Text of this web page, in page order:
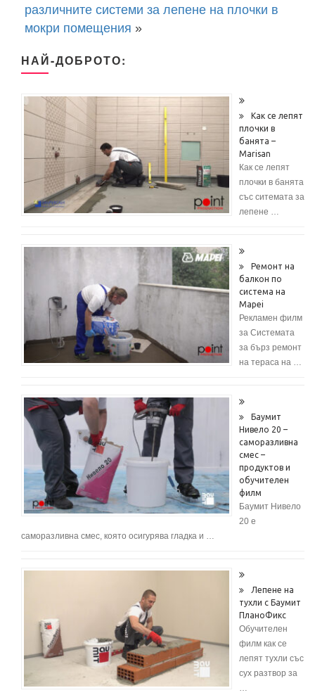
различните системи за лепене на плочки в
мокри помещения »
НАЙ-ДОБРОТО:
Как се лепят
плочки в
банята –
Marisan
Как се лепят
плочки в банята
със ситемата за
лепене …
Ремонт на
балкон по
система на
Mapei
Рекламен филм
за Системата
за бърз ремонт
на тераса на …
Баумит
Нивело 20 –
саморазливна
смес –
продуктов и
обучителен
филм
Баумит Нивело
20 е
саморазливна смес, която осигурява гладка и …
Лепене на
тухли с Баумит
ПланоФикс
Обучителен
филм как се
лепят тухли със
сух разтвор за
…